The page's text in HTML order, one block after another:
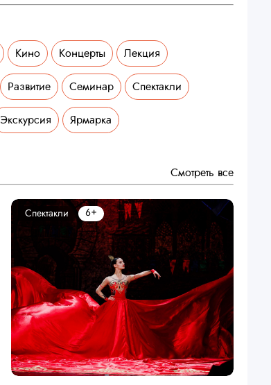
Кино Концерты Лекция
Развитие Семинар Спектакли
Экскурсия Ярмарка
Смотреть все
Спектакли 6+